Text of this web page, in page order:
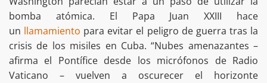
bomba atómica. El Papa Juan XXIII hace
un llamamiento para evitar el peligro de guerra tras la
crisis de los misiles en Cuba. “Nubes amenazantes –
afirma el Pontífice desde los micrófonos de Radio
Vaticano – vuelven a oscurecer el horizonte